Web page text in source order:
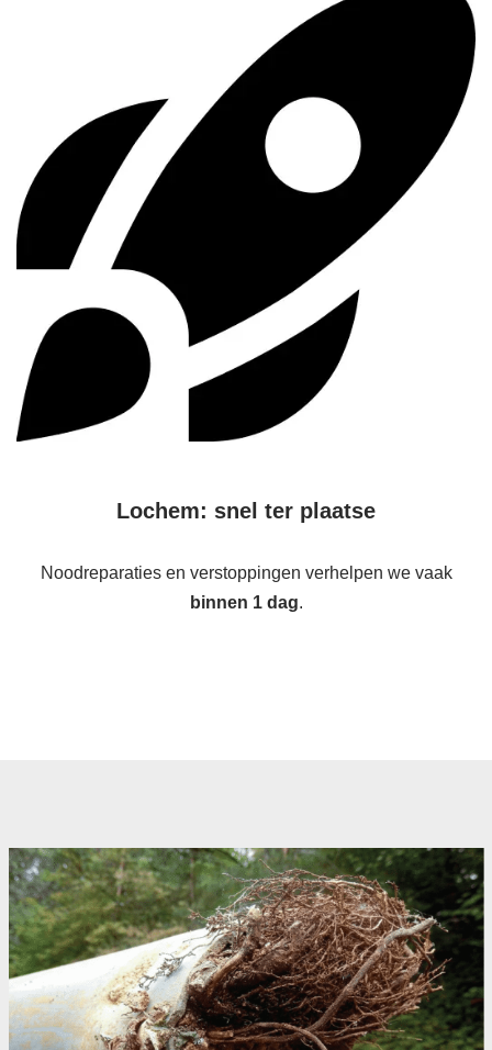
Lochem: snel ter plaatse
Noodreparaties en verstoppingen verhelpen we vaak
binnen 1 dag.